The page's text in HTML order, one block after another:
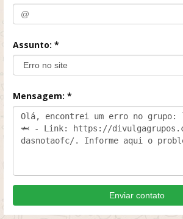
Assunto: *
Mensagem: *
Enviar contato